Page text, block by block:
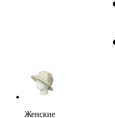
Женские